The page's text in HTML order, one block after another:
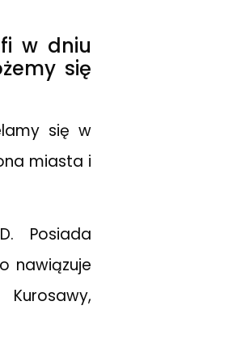
w dniu
się
się w
miasta i
Posiada
nawiązuje